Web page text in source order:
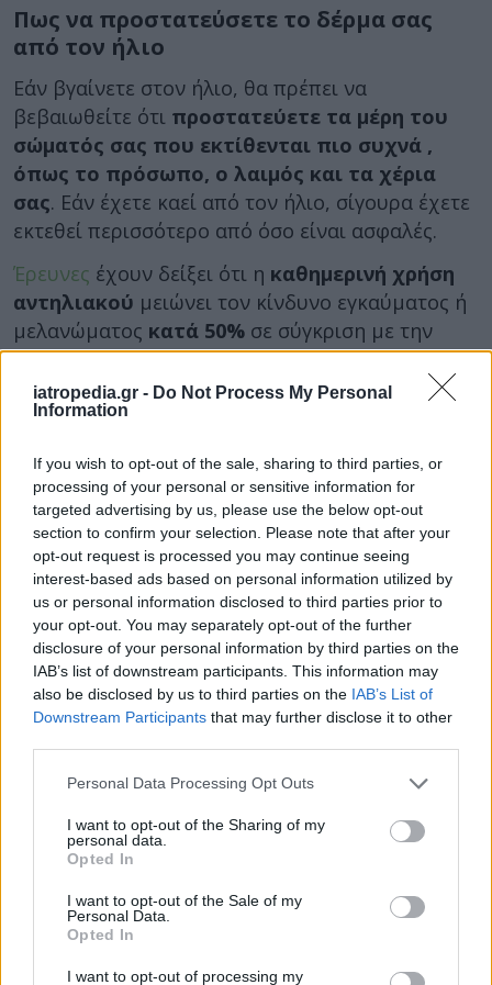
iatropedia.gr - Do Not Process My Personal
Information
If you wish to opt-out of the sale, sharing to third parties, or
processing of your personal or sensitive information for
targeted advertising by us, please use the below opt-out
section to confirm your selection. Please note that after your
opt-out request is processed you may continue seeing
interest-based ads based on personal information utilized by
us or personal information disclosed to third parties prior to
your opt-out. You may separately opt-out of the further
disclosure of your personal information by third parties on the
IAB’s list of downstream participants. This information may
also be disclosed by us to third parties on the IAB’s List of
Downstream Participants that may further disclose it to other
Personal Data Processing Opt Outs
I want to opt-out of the Sharing of my
personal data.
Opted In
I want to opt-out of the Sale of my
Personal Data.
Opted In
I want to opt-out of processing my
Πως να προστατεύσετε το δέρμα σας
από τον ήλιο
Εάν βγαίνετε στον ήλιο, θα πρέπει να
βεβαιωθείτε ότι προστατεύετε τα μέρη του
σώματός σας που εκτίθενται πιο συχνά ,
όπως το πρόσωπο, ο λαιμός και τα χέρια
σας. Εάν έχετε καεί από τον ήλιο, σίγουρα έχετε
εκτεθεί περισσότερο από όσο είναι ασφαλές.
Έρευνες έχουν δείξει ότι η καθημερινή χρήση
αντηλιακού μειώνει τον κίνδυνο εγκαύματος ή
μελανώματος κατά 50% σε σύγκριση με την
χρήση αντηλιακού μόνο όταν κάνετε
ηλιοθεραπεία.
προστασίας γενικά (συμπεριλαμβανομένης της
αποφυγής του μεσημεριανού ήλιου και των
πρακτικών μαυρίσματος και της χρήσης
καπέλων, προστατευτικών ενδυμάτων και
γυαλιών ηλίου) αποδεδειγμένα αντιμετωπίζουν
τη φωτογήρανση και προλαμβάνουν τον καρκίνο
του δέρματος.
Για να είστε προστατευμένοι πρέπει να φοράτε
αντηλιακόμε δείκτη προστασίας
(τουλάχιστον) 30 ( SPF 30), 30 λεπτά πριν
εκτεθείτε στονήλιο και στη συνέχεια κάθε δύο
έως τρεις ώρες, ανάλογα τις συνθήκες και το
Πηγές:iarc.fr,Ηopkins Medicine
/ Φωτογραφία
iStock
Διαβάστε επίσης: Λεύκη: Αιτίες,
συμπτώματα και τρόποι θεραπείας